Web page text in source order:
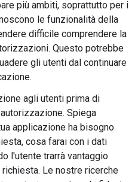
più ambiti, soprattutto per i
le funzionalità della
difficile comprendere la
Questo potrebbe
gli utenti dal continuare
agli utenti prima di
Spiega
applicazione ha bisogno
cosa farai con i dati
l'utente trarrà vantaggio
Le nostre ricerche